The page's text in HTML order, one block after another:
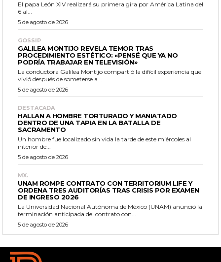
El papa León XIV realizará su primera gira por América Latina del
6 al...
5 de agosto de 2026
GOSSIP
GALILEA MONTIJO REVELA TEMOR TRAS
PROCEDIMIENTO ESTÉTICO: «PENSÉ QUE YA NO
PODRÍA TRABAJAR EN TELEVISIÓN»
La conductora Galilea Montijo compartió la difícil experiencia que
vivió después de someterse a...
5 de agosto de 2026
DESTACADA
HALLAN A HOMBRE TORTURADO Y MANIATADO
DENTRO DE UNA TAPIA EN LA BATALLA DE
SACRAMENTO
Un hombre fue localizado sin vida la tarde de este miércoles al
interior de...
5 de agosto de 2026
MX.
UNAM ROMPE CONTRATO CON TERRITORIUM LIFE Y
ORDENA TRES AUDITORÍAS TRAS CRISIS POR EXAMEN
DE INGRESO 2026
La Universidad Nacional Autónoma de México (UNAM) anunció la
terminación anticipada del contrato con...
5 de agosto de 2026